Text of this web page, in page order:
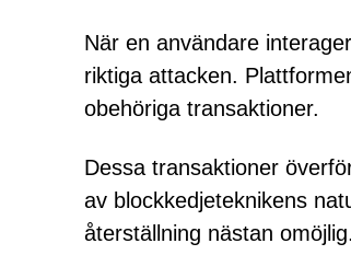
När en användare
riktiga attacken.
obehöriga transaktioner.
Dessa transaktioner
av blockkedjeteknikens
återställning nästan omöjlig.